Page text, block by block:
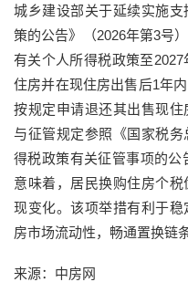
城乡建设部关于延续实施
策的公告》（2026年第3号
有关个人所得税政策至
住房并在现住房出售后1年
按规定申请退还其出售现
与征管规定参照《国家税
得税政策有关征管事项的公
意味着，居民换购住房个
现变化。该项举措有利于
房市场流动性，畅通置换链条
来源：中房网